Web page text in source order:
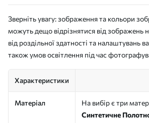
Зверніть увагу: зображення та кольори
можуть дещо відрізнятися від зображень
від роздільної здатності та налаштувань
також умов освітлення під час
Характеристики
Матеріал
На вибір є три
Синтетичне